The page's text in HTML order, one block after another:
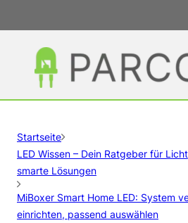
Startseite
LED Wissen – Dein Ratgeber für
smarte Lösungen
MiBoxer Smart Home LED: System
einrichten, passend auswählen